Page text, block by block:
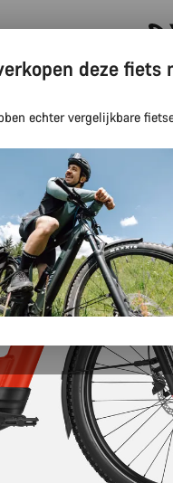
Canyon
deze fiets
echter vergelijkbare